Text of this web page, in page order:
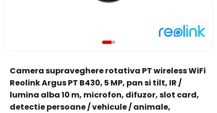
Camera supraveghere rotativa PT wireless WiFi
Reolink Argus PT B430, 5 MP, pan si tilt, IR /
lumina alba 10 m, microfon, difuzor, slot card,
detectie persoane / vehicule / animale,